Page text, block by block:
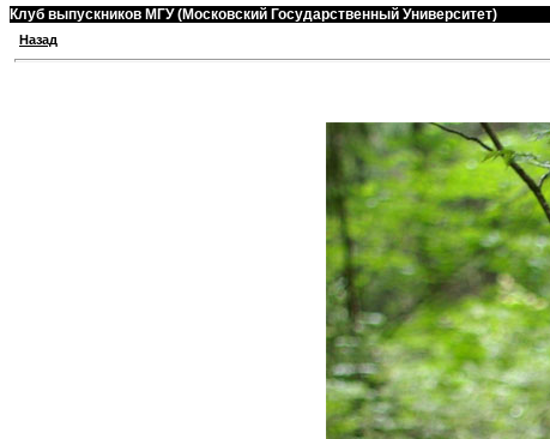
Клуб выпускников МГУ (Московский Государственный Университет)
Назад